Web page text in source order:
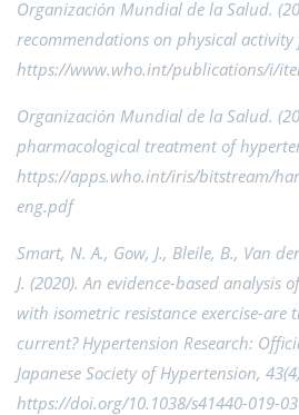
Organización Mundial de la Salud.
recommendations on physical activity
https://www.who.int/publications/i/
Organización Mundial de la Salud.
pharmacological treatment of
https://apps.who.int/iris/bitstream/
eng.pdf
Smart, N. A., Gow, J., Bleile, B., Van
J. (2020). An evidence-based analysis
with isometric resistance exercise-are
current? Hypertension Research:
Japanese Society of Hypertension,
https://doi.org/10.1038/s41440-019-